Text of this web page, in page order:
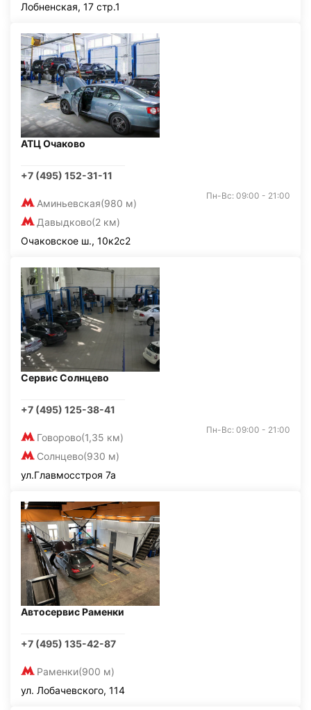
Лобненская, 17 стр.1
АТЦ Очаково
+7 (495) 152-31-11
Аминьевская(980 м)
Давыдково(2 км)
Пн-Вс: 09:00 - 21:00
Очаковское ш., 10к2с2
Сервис Солнцево
+7 (495) 125-38-41
Говорово(1,35 км)
Солнцево(930 м)
Пн-Вс: 09:00 - 21:00
ул.Главмосстроя 7а
Автосервис Раменки
+7 (495) 135-42-87
Раменки(900 м)
ул. Лобачевского, 114